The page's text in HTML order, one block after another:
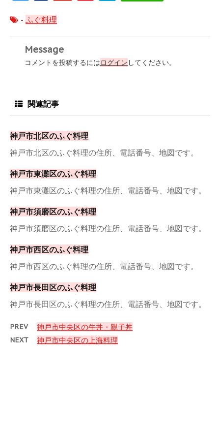
- ふぐ料理
Message
コメントを投稿するにはログイン してください。
関連記事
神戸市北区のふぐ料理
神戸市北区のふぐ料理の住所、電話番号、地図です。
神戸市東灘区のふぐ料理
神戸市東灘区のふぐ料理の住所、電話番号、地図です。
神戸市須磨区のふぐ料理
神戸市須磨区のふぐ料理の住所、電話番号、地図です。
神戸市西区のふぐ料理
神戸市西区のふぐ料理の住所、電話番号、地図です。
神戸市長田区のふぐ料理
神戸市長田区のふぐ料理の住所、電話番号、地図です。
PREV 神戸市中央区の牛丼・親子丼
NEXT 神戸市中央区の上海料理